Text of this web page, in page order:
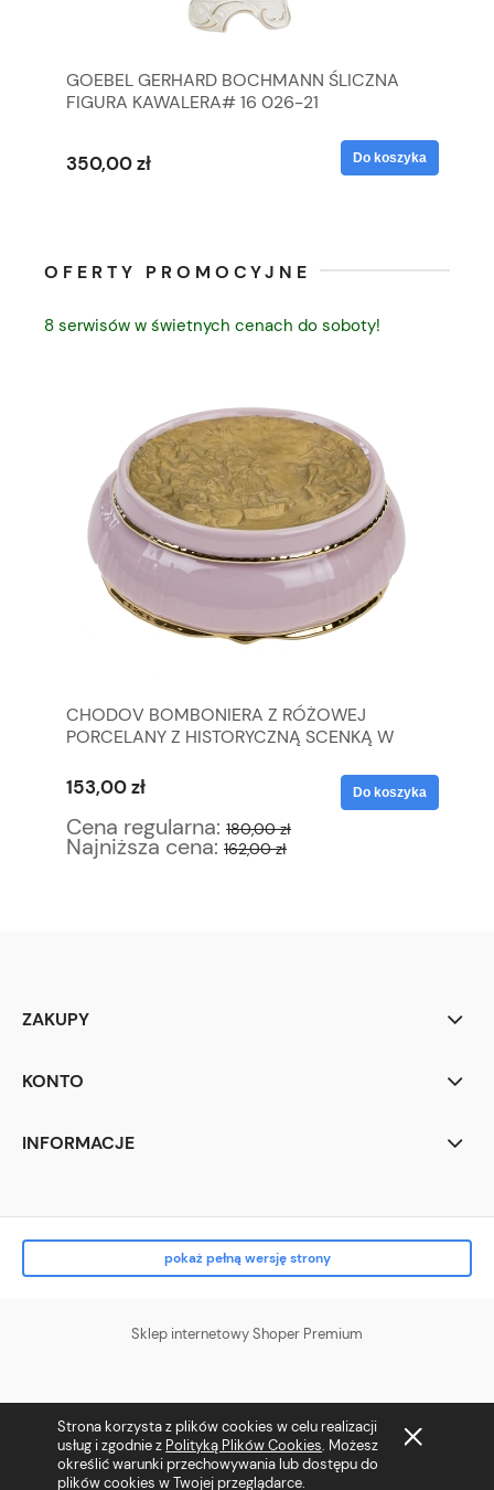
Strona korzysta z plików cookies w celu realizacji
usług i zgodnie z Polityką Plików Cookies. Możesz
określić warunki przechowywania lub dostępu do
plików cookies w Twojej przeglądarce.
GOEBEL GERHARD BOCHMANN ŚLICZNA
FIGURA KAWALERA# 16 026-21
350,00 zł Do koszyka
OFERTY PROMOCYJNE
8 serwisów w świetnych cenach do soboty!
CHODOV BOMBONIERA Z RÓŻOWEJ
PORCELANY Z HISTORYCZNĄ SCENKĄ W
153,00 zł
Cena regularna: 180,00 zł
Najniższa cena: 162,00 zł
Do koszyka
ZAKUPY
KONTO
INFORMACJE
pokaż pełną wersję strony
Sklep internetowy Shoper Premium